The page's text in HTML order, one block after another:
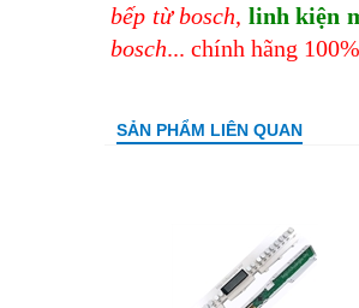
bếp từ bosch, linh kiện
bosch... chính hãng
SẢN PHẨM LIÊN QUAN